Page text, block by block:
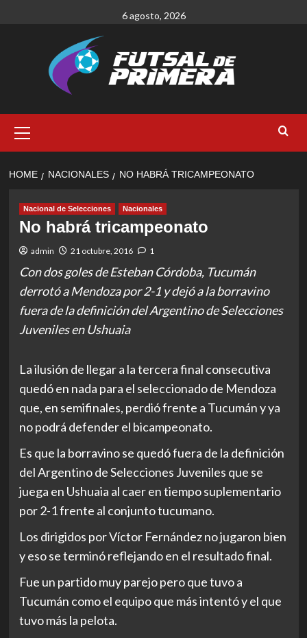
6 agosto, 2026
Menu
HOME NACIONALES NO HABRÁ TRICAMPEONATO
Nacional de Selecciones Nacionales
No habrá tricampeonato
admin 21 octubre, 2016 1
Con dos goles de Esteban Córdoba, Tucumán
derrotó a Mendoza por 2-1 y dejó a la borravino
fuera de la definición del Argentino de Selecciones
Juveniles en Ushuaia
La ilusión de llegar a la tercera final consecutiva
quedó en nada para el seleccionado de Mendoza
que, en semifinales, perdió frente a Tucumán y ya
no podrá defender el bicampeonato.
Es que la borravino se quedó fuera de la definición
del Argentino de Selecciones Juveniles que se
juega en Ushuaia al caer en tiempo suplementario
por 2-1 frente al conjunto tucumano.
Los dirigidos por Víctor Fernández no jugaron bien
y eso se terminó reflejando en el resultado final.
Fue un partido muy parejo pero que tuvo a
Tucumán como el equipo que más intentó y el que
tuvo más la pelota.